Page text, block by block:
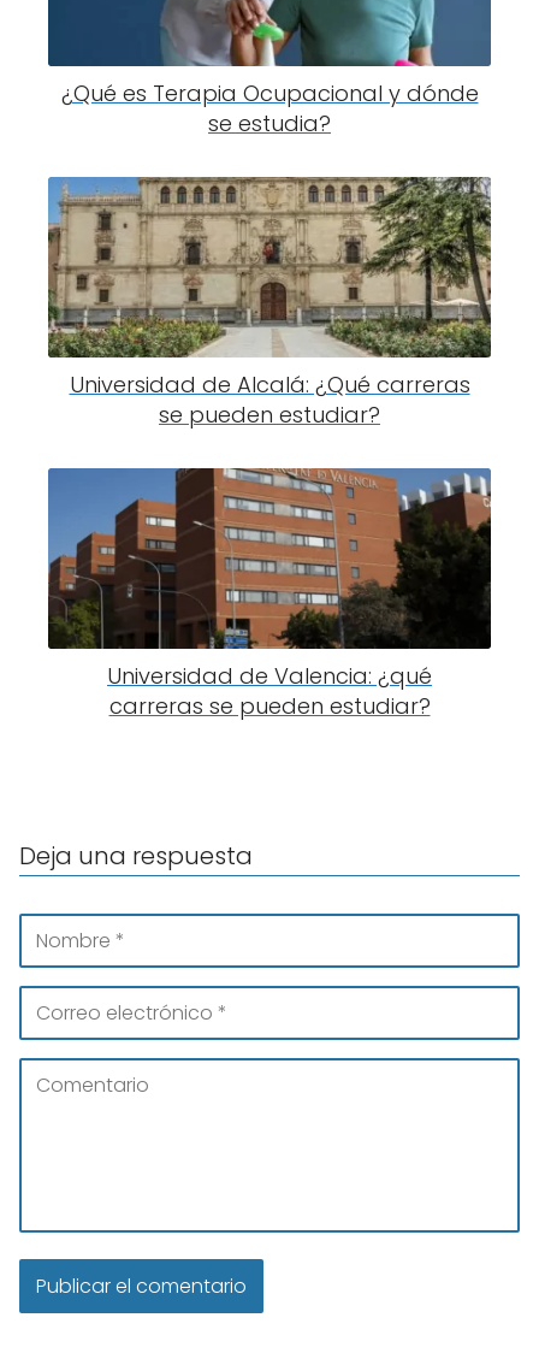
¿Qué es Terapia Ocupacional y dónde
se estudia?
Universidad de Alcalá: ¿Qué carreras
se pueden estudiar?
Universidad de Valencia: ¿qué
carreras se pueden estudiar?
Deja una respuesta